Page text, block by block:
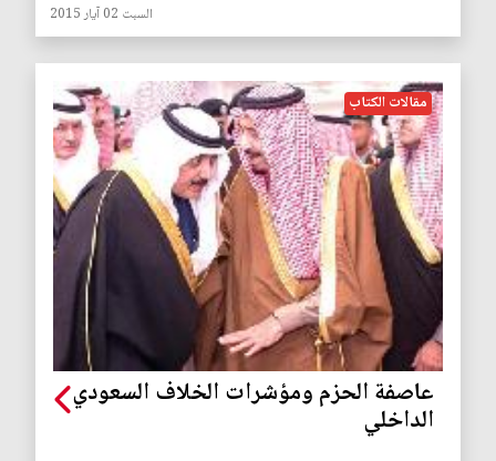
السبت 02 آيار 2015
مقالات الكتاب
عاصفة الحزم ومؤشرات الخلاف السعودي
الداخلي